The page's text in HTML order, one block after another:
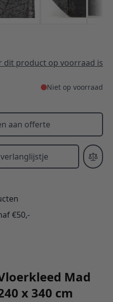
product op voorraad is
Niet op voorraad
aan offerte
€50,-
Mad
x 340 cm